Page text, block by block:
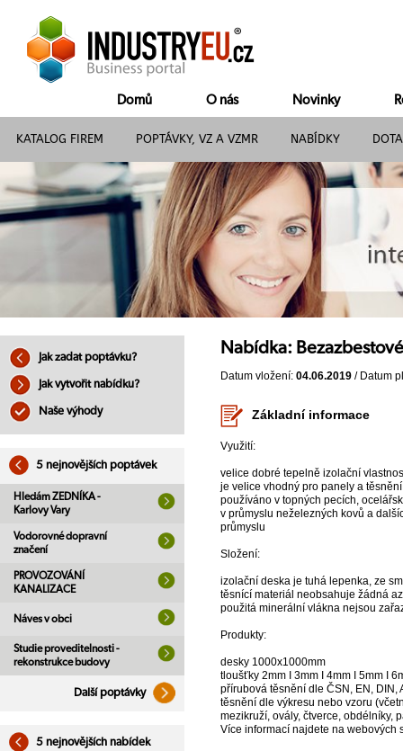
Domů O nás Novinky
KATALOG FIREM POPTÁVKY, VZ A VZMR NABÍDKY
Jak zadat poptávku?
Jak vytvořit nabídku?
Naše výhody
5 nejnovějších poptávek
Hledám ZEDNÍKA -
Karlovy Vary
Vodorovné dopravní
značení
PROVOZOVÁNÍ
KANALIZACE
Náves v obci
Studie proveditelnosti -
rekonstrukce budovy
Další poptávky
5 nejnovějších nabídek
Nabídka:
Datum vložení: 04.06.2019 / Datum
Základní informace
Využití:
velice dobré tepelně izolační
je velice vhodný pro panely a
používáno v topných pecích,
v průmyslu neželezných kovů a
průmyslu
Složení:
izolační deska je tuhá lepenka, ze
těsnící materiál neobsahuje žádná
použitá minerální vlákna nejsou
Produkty:
desky 1000x1000mm
tloušťky 2mm I 3mm I 4mm I 5mm I
přírubová těsnění dle ČSN, EN, DIN,
těsnění dle výkresu nebo vzoru
mezikruží, ovály, čtverce, obdélníky,
Více informací najdete na webových